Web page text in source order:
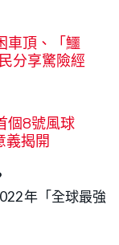
頂、「鱷
分享驚險經
個8號風球
義揭開
年「全球最強